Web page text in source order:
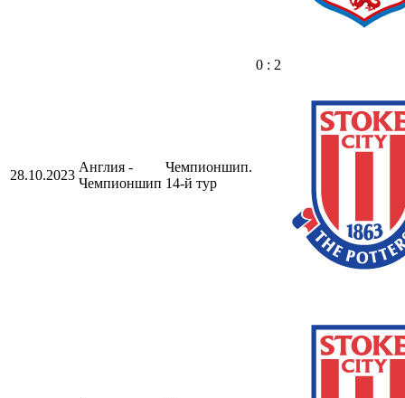
28.10.2023
Англия -
Чемпионшип
Чемпионшип.
14-й тур
0 : 2